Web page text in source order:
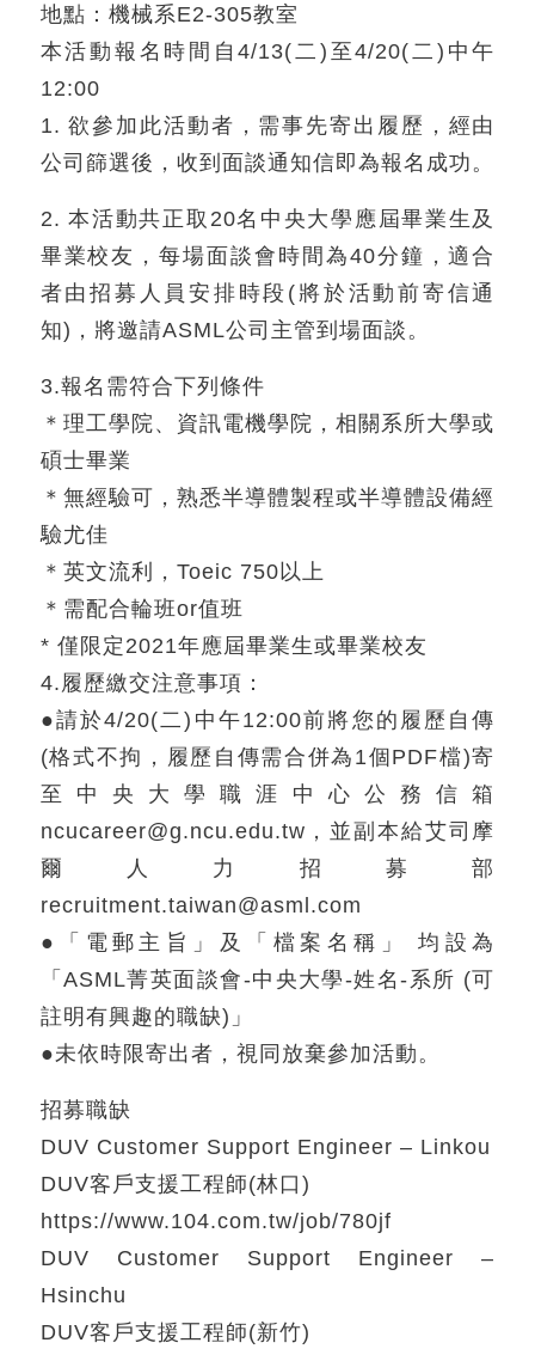
地點：機械系E2-305教室
本活動報名時間⾃4/13(二)⾄4/20(二)中午
12:00
1. 欲參加此活動者，需事先寄出履歷，經由
公司篩選後，收到面談通知信即為報名成功。
2. 本活動共正取20名中央大學應屆畢業生及
畢業校友，每場面談會時間為40分鐘，適合
者由招募⼈員安排時段(將於活動前寄信通
知)，將邀請ASML公司主管到場面談。
3.報名需符合下列條件
＊理工學院、資訊電機學院，相關系所大學或
碩士畢業
＊無經驗可，熟悉半導體製程或半導體設備經
驗尤佳
＊英文流利，Toeic 750以上
＊需配合輪班or值班
* 僅限定2021年應屆畢業生或畢業校友
4.履歷繳交注意事項：
●請於4/20(⼆)中午12:00前將您的履歷自傳
(格式不拘，履歷⾃傳需合併為1個PDF檔)寄
⾄中央大學職涯中心公務信箱
ncucareer@g.ncu.edu.tw，並副本給艾司摩
爾人力招募部
recruitment.taiwan@asml.com
●「電郵主旨」及「檔案名稱」 均設為
「ASML菁英面談會-中央大學-姓名-系所 (可
註明有興趣的職缺)」
●未依時限寄出者，視同放棄參加活動。
招募職缺
DUV Customer Support Engineer – Linkou
DUV客戶支援工程師(林口)
https://www.104.com.tw/job/780jf
DUV Customer Support Engineer –
Hsinchu
DUV客戶支援工程師(新竹)